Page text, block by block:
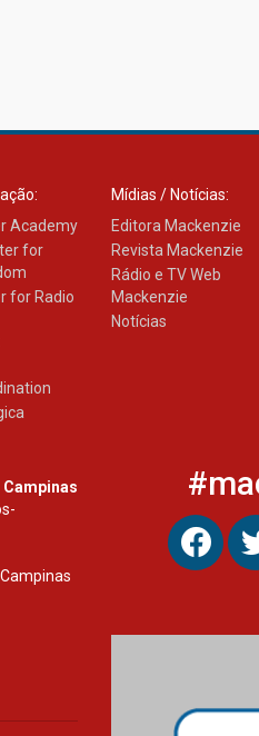
Academy
for
for Radio
Mídias / Notícias:
Editora Mackenzie
Revista Mackenzie
Rádio e TV Web
Mackenzie
Notícias